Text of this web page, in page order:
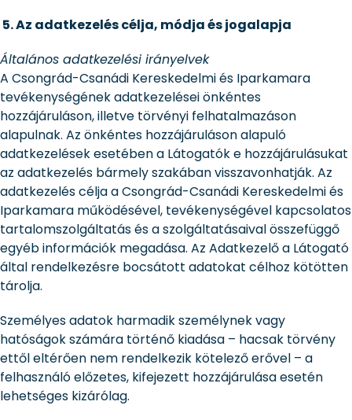
5.Az adatkezelés célja, módja és jogalapja
Általános adatkezelési irányelvek
A Csongrád-Csanádi Kereskedelmi és Iparkamara
tevékenységének adatkezelései önkéntes
hozzájáruláson, illetve törvényi felhatalmazáson
alapulnak. Az önkéntes hozzájáruláson alapuló
adatkezelések esetében a Látogatók e hozzájárulásukat
az adatkezelés bármely szakában visszavonhatják. Az
adatkezelés célja a Csongrád-Csanádi Kereskedelmi és
Iparkamara működésével, tevékenységével kapcsolatos
tartalomszolgáltatás és a szolgáltatásaival összefüggő
egyéb információk megadása. Az Adatkezelő a Látogató
által rendelkezésre bocsátott adatokat célhoz kötötten
tárolja.
Személyes adatok harmadik személynek vagy
hatóságok számára történő kiadása – hacsak törvény
ettől eltérően nem rendelkezik kötelező erővel – a
felhasználó előzetes, kifejezett hozzájárulása esetén
lehetséges kizárólag.